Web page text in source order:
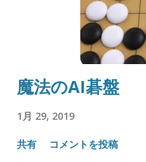
魔法のAI碁盤
1月 29, 2019
共有 コメントを投稿